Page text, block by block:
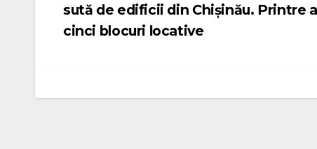
în
sută de edificii din Chișinău. Printre
cinci blocuri locative